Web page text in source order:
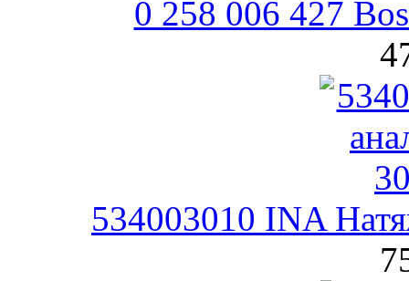
0 258 006 427
534003010 INA